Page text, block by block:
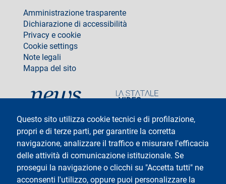
Questo sito utilizza cookie tecnici e di profilazione,
propri e di terze parti, per garantire la corretta
navigazione, analizzare il traffico e misurare l'efficacia
delle attività di comunicazione istituzionale. Se
prosegui la navigazione o clicchi su "Accetta tutti" ne
acconsenti l'utilizzo, oppure puoi personalizzare la
footer
Amministrazione trasparente
Dichiarazione di accessibilità
Privacy e cookie
Cookie settings
Note legali
Mappa del sito
Testo
Università degli Studi di Milano
Via Festa del Perdono 7 - 20122 Milano
Tel: +39 02 5032 5032
InformaStudenti
social